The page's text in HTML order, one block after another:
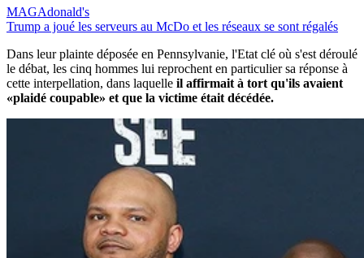
MAGAdonald's
Trump a joué les serveurs au McDo et les réseaux se sont régalés
Dans leur plainte déposée en Pennsylvanie, l'Etat clé où s'est déroulé
le débat, les cinq hommes lui reprochent en particulier sa réponse à
cette interpellation, dans laquelle il affirmait à tort qu'ils avaient
«plaidé coupable» et que la victime était décédée.